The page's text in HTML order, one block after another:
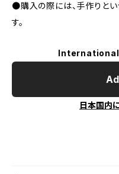
●購入の際には、手作りと
す。
日本国内